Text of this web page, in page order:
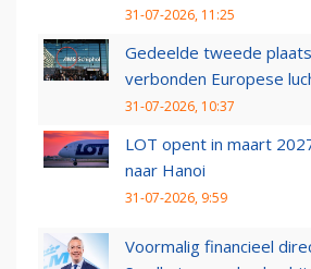
31-07-2026, 11:25
Gedeelde tweede
verbonden Europese
31-07-2026, 10:37
LOT opent in maart
naar Hanoi
31-07-2026, 9:59
Voormalig financieel